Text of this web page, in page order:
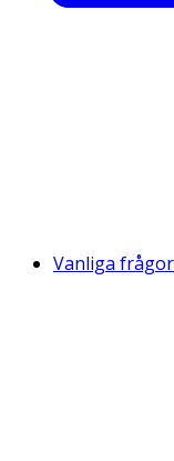
Vanliga frågor